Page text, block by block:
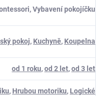
Vybavení pokojíčku
pokoj, Kuchyně, Koupelna
od 1 roku,od 2 let,od 3 let
, Hrubou motoriku, Logické